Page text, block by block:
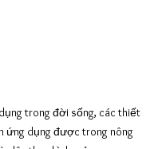
trong đời sống, các thiết
ứng dụng được trong nông